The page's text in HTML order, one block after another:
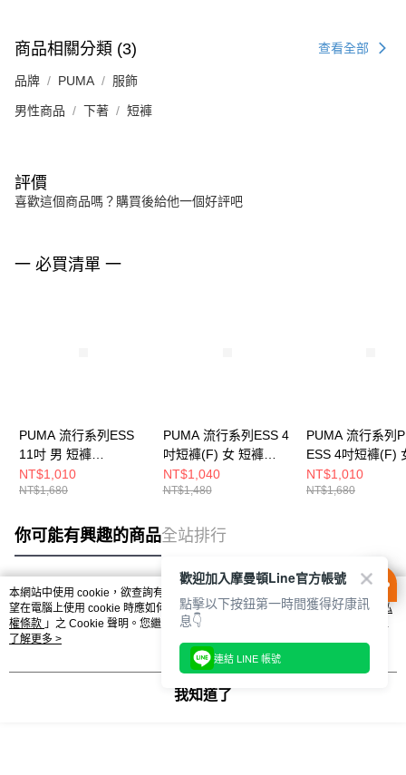
商品相關分類 (3) 查看全部
品牌 PUMA 服飾
男性商品 下著 短褲
評價
喜歡這個商品嗎？購買後給他一個好評吧
一 必買清單 一
PUMA 流行系列ESS
11吋 男 短褲
62965901
NT$1,010
NT$1,680
PUMA 流行系列ESS 4
吋短褲(F) 女 短褲
62975701
NT$1,040
NT$1,480
PUMA 流行系列
ESS 4吋短褲(F)
褲 62978287
NT$1,010
NT$1,680
你可能有興趣的商品全站排行
熱門標籤
本網站中使用 cookie，欲查詢有關本網站使用 cookie 方式之詳情，及若您不希
望在電腦上使用 cookie 時應如何變更電腦的 cookie 設定，請參閱本網站「
隱私
權條款 」之 Cookie 聲明。您繼續使用本網站即表示您同意本公司得按本網站使
用條款之 Cookie 聲明使用 cookie。
了解更多 >
我知道了
歡迎加入摩曼頓Line官方帳號
點擊以下按鈕第一時間獲得好康訊
息👇
連結 LINE 帳號